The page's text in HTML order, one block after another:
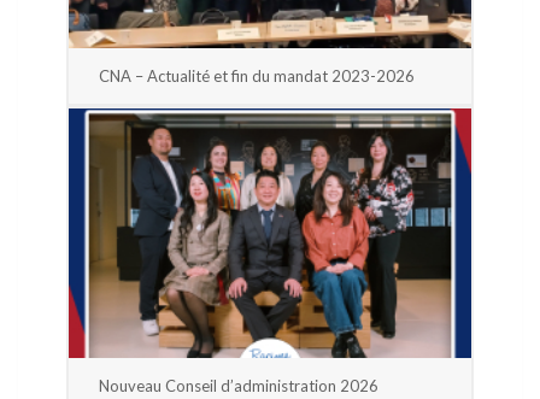
CNA – Actualité et fin du mandat 2023-2026
Nouveau Conseil d’administration 2026